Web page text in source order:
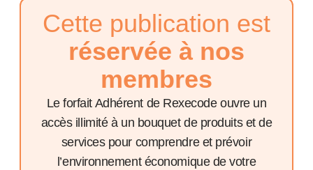
Cette publication est
réservée à nos
membres
Le forfait Adhérent de Rexecode ouvre un
accès illimité à un bouquet de produits et de
services pour comprendre et prévoir
l’environnement économique de votre